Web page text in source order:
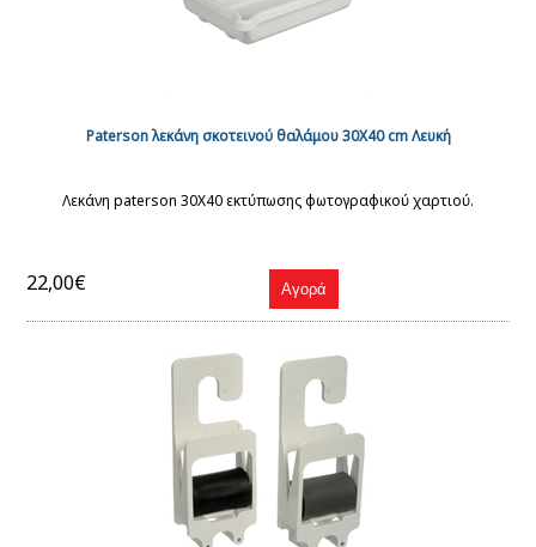
Paterson λεκάνη σκοτεινού θαλάμου 30Χ40 cm Λευκή
Λεκάνη paterson 30X40 εκτύπωσης φωτογραφικού χαρτιού.
22,00€